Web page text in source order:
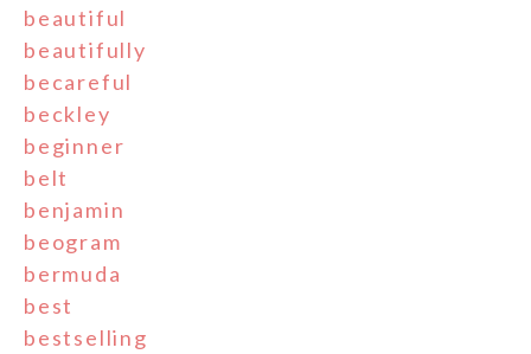
beautiful
beautifully
becareful
beckley
beginner
belt
benjamin
beogram
bermuda
best
bestselling